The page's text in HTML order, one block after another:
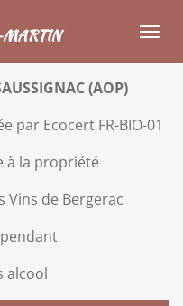
(AOP)
par Ecocert FR-BIO-01
à la propriété
Vins de Bergerac
alcool